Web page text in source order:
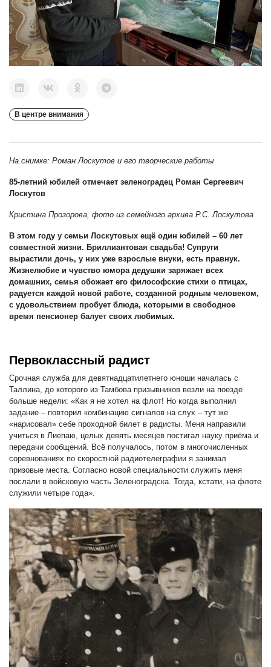
В центре внимания
На снимке: Роман Лоскутов и его творческие работы
85-летний юбилей отмечает зеленоградец Роман Сергеевич
Лоскутов
Кристина Прозорова, фото из семейного архива Р.С. Лоскутова
В этом году у семьи Лоскутовых ещё один юбилей – 60 лет
совместной жизни. Бриллиантовая свадьба! Супруги
вырастили дочь, у них уже взрослые внуки, есть правнук.
Жизнелюбие и чувство юмора дедушки заряжает всех
домашних, семья обожает его философские стихи о птицах,
радуется каждой новой работе, созданной родным человеком,
с удовольствием пробует блюда, которыми в свободное
время пенсионер балует своих любимых.
Первоклассный радист
Срочная служба для девятнадцатилетнего юноши началась с
Таллина, до которого из Тамбова призывников везли на поезде
больше недели: «Как я не хотел на флот! Но когда выполнил
задание – повторил комбинацию сигналов на слух – тут же
«нарисовал» себе проходной билет в радисты. Меня направили
учиться в Лиепаю, целых девять месяцев постигал науку приёма и
передачи сообщений. Всё получалось, потом в многочисленных
соревнованиях по скоростной радиотелеграфии я занимал
призовые места. Согласно новой специальности служить меня
послали в войсковую часть Зеленоградска. Тогда, кстати, на флоте
служили четыре года».